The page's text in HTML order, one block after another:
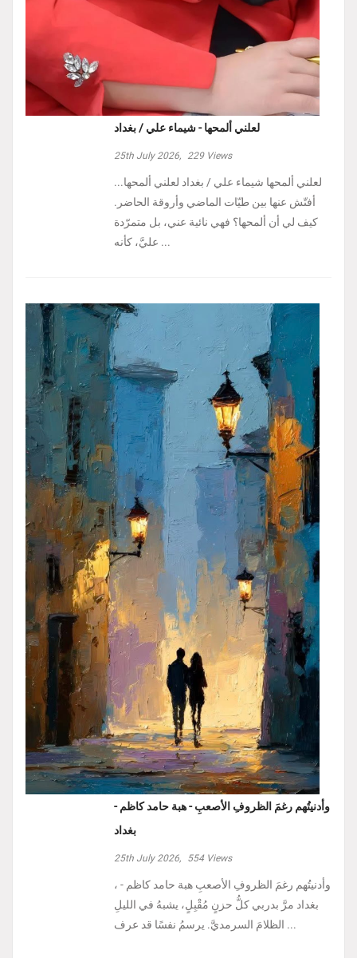
لعلني ألمحها - شيماء علي / بغداد
25th July 2026, 229Views
لعلني ألمحها شيماء علي / بغداد لعلني ألمحها...
أفتّش عنها بين طيّات الماضي وأروقة الحاضر.
كيف لي أن ألمحها؟ فهي نائية عني، بل متمرّدة
عليَّ، كأنه ...
وأدنيتُهم رغمَ الظروفِ الأصعبِ - هبة حامد كاظم -
بغداد
25th July 2026, 554Views
، وأدنيتُهم رغمَ الظروفِ الأصعبِ هبة حامد كاظم -
بغداد مرَّ بدربي كلُّ حزنٍ مُقْبِلٍ، يشبهُ في الليلِ
الظلامَ السرمديَّ. يرسمُ نفسًا قد عرف ...